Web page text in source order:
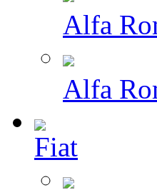
Alfa
Alfa
Fiat